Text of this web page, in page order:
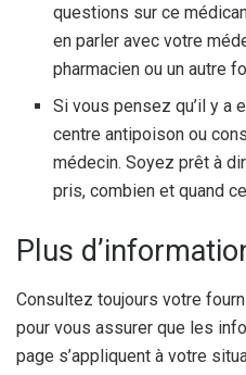
questions sur ce
en parler avec votre
pharmacien ou un autre
Si vous pensez qu’il y a
centre antipoison ou
médecin. Soyez prêt à
pris, combien et quand
Plus
Consultez toujours votre
pour vous assurer que les
page s’appliquent à votre